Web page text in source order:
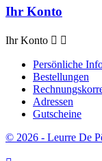
Ihr Konto
Ihr Konto  
Persönliche
Bestellungen
Adressen
Gutscheine
© 2026 - Leurre De